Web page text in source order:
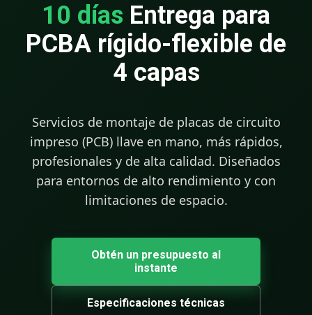
10 días Entrega para
PCBA rígido-flexible de
4 capas
Servicios de montaje de placas de circuito
impreso (PCB) llave en mano, más rápidos,
profesionales y de alta calidad. Diseñados
para entornos de alto rendimiento y con
limitaciones de espacio.
Obtén un presupuesto al
instante
Especificaciones técnicas